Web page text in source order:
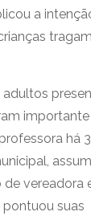
a
importante
há
de vereadora
pontuou suas